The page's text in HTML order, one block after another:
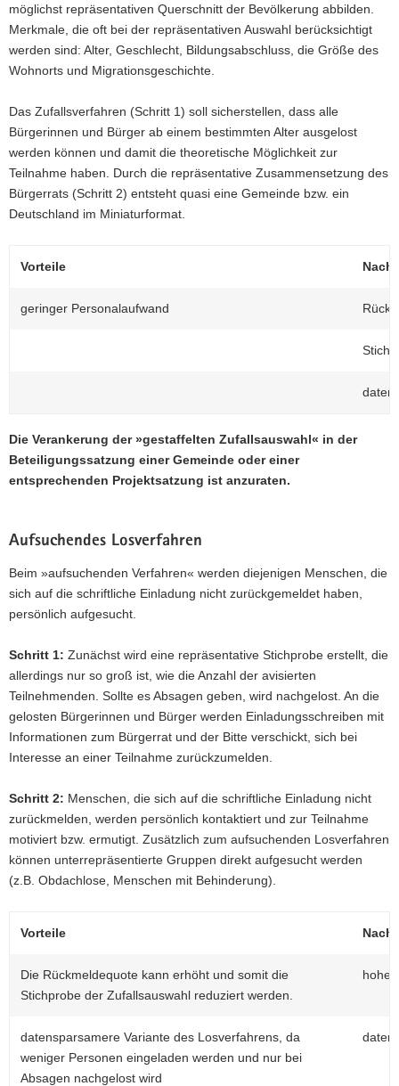
möglichst repräsentativen Querschnitt der Bevölkerung abbilden.
Merkmale, die oft bei der repräsentativen Auswahl berücksichtigt
werden sind: Alter, Geschlecht, Bildungsabschluss, die Größe des
Wohnorts und Migrationsgeschichte.
Das Zufallsverfahren (Schritt 1) soll sicherstellen, dass alle
Bürgerinnen und Bürger ab einem bestimmten Alter ausgelost
werden können und damit die theoretische Möglichkeit zur
Teilnahme haben. Durch die repräsentative Zusammensetzung des
Bürgerrats (Schritt 2) entsteht quasi eine Gemeinde bzw. ein
Deutschland im Miniaturformat.
Vorteile
geringer Personalaufwand
Die Verankerung der »gestaffelten Zufallsauswahl« in der
Beteiligungssatzung einer Gemeinde oder einer
entsprechenden Projektsatzung ist anzuraten.
Aufsuchendes Losverfahren
Beim »aufsuchenden Verfahren« werden diejenigen Menschen, die
sich auf die schriftliche Einladung nicht zurückgemeldet haben,
persönlich aufgesucht.
Schritt 1: Zunächst wird eine repräsentative Stichprobe erstellt, die
allerdings nur so groß ist, wie die Anzahl der avisierten
Teilnehmenden. Sollte es Absagen geben, wird nachgelost. An die
gelosten Bürgerinnen und Bürger werden Einladungsschreiben mit
Informationen zum Bürgerrat und der Bitte verschickt, sich bei
Interesse an einer Teilnahme zurückzumelden.
Schritt 2: Menschen, die sich auf die schriftliche Einladung nicht
zurückmelden, werden persönlich kontaktiert und zur Teilnahme
motiviert bzw. ermutigt. Zusätzlich zum aufsuchenden Losverfahren
können unterrepräsentierte Gruppen direkt aufgesucht werden
(z.B. Obdachlose, Menschen mit Behinderung).
Vorteile
Die Rückmeldequote kann erhöht und somit die
Stichprobe der Zufallsauswahl reduziert werden.
hoher
datensparsamere Variante des Losverfahrens, da
weniger Personen eingeladen werden und nur bei
Absagen nachgelost wird